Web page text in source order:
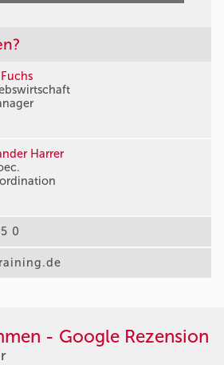
Harrer
0
- Google Rezension